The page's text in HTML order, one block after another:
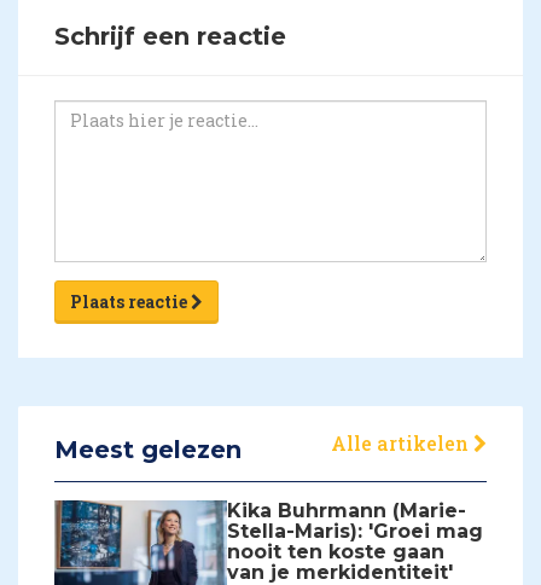
Schrijf een reactie
Plaats reactie
Meest gelezen Alle artikelen
Kika Buhrmann (Marie-
Stella-Maris): 'Groei mag
nooit ten koste gaan
van je merkidentiteit'